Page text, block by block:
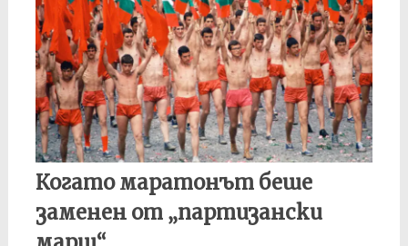
Когато маратонът беше
заменен от „партизански